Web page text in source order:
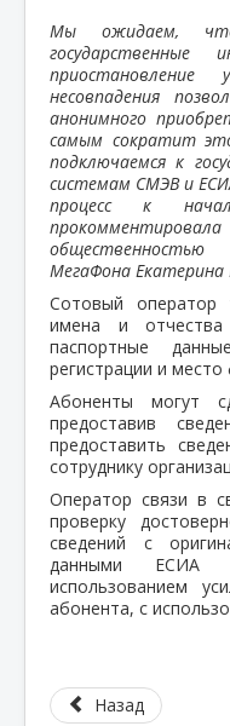
Мы ожидаем,
государственные
несовпадения
анонимного
самым сократит
подключаемся к
системам СМЭВ и
процесс к
общественностью
МегаФона Екатерина
Сотовый оператор
имена и
паспортные
регистрации и
Абоненты могут
предоставив
предоставить
сотруднику
Оператор связи в
проверку
сведений с
данными ЕСИА
использованием
абонента, с
Назад